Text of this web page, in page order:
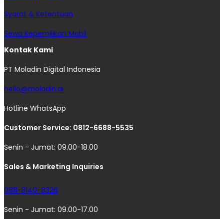
Syarat & Ketentuan
Sewa Kepemilikan Mobil
Kontak Kami
PT Moladin Digital Indonesia
hello@moladin.ai
Hotline WhatsApp
Customer Service: 0812-6688-5535
Senin - Jumat: 09.00-18.00
Sales & Marketing Inquiries
0811-8140-8326
Senin - Jumat: 09.00-17.00